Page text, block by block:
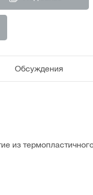
Обсуждения
из